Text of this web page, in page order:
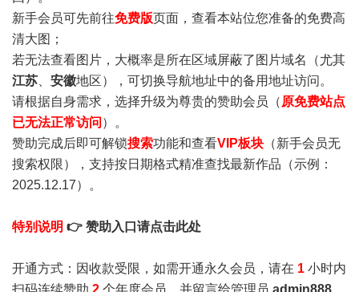
新手会员可先前往免费版页面，查看本站位您准备的免费高
清大图；
若无法查看图片，大概率是所在区域屏蔽了图片域名（尤其
江苏
安徽地区），可切换导航地址中的备用地址访问。
请根据自身需求，选择升级为尊贵的赞助会员（ 原免费站点
已无法正常访问 ）。
赞助完成后即可解锁搜索功能和查看VIP板块 （新手会员无
搜索权限），支持按日期格式精准查找最新作品（示例：
2025.12.17）。
特别说明 👉 赞助入口请点击此处
开通方式：因收款受限，如需开通永久会员，请在 1 小时内
扫码连续赞助 2 个年度会员，并留言给管理员 admin888